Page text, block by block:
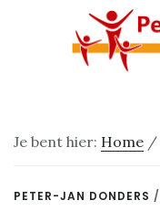
inhoud
Je bent hier: Home /
PETER-JAN DONDERS /